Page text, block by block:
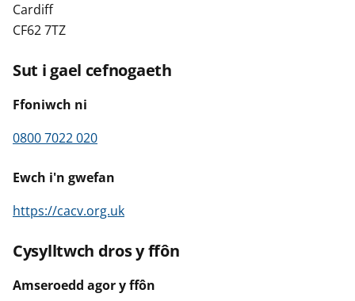
Cardiff
CF62 7TZ
Sut i gael cefnogaeth
Ffoniwch ni
0800 7022 020
Ewch i'n gwefan
https://cacv.org.uk
Cysylltwch dros y ffôn
Amseroedd agor y ffôn